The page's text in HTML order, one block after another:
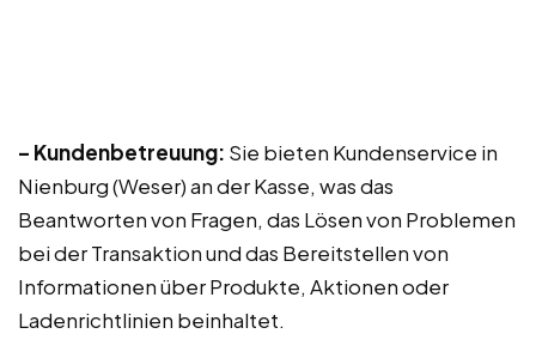
– Kundenbetreuung: Sie bieten Kundenservice in
Nienburg (Weser) an der Kasse, was das
Beantworten von Fragen, das Lösen von Problemen
bei der Transaktion und das Bereitstellen von
Informationen über Produkte, Aktionen oder
Ladenrichtlinien beinhaltet.